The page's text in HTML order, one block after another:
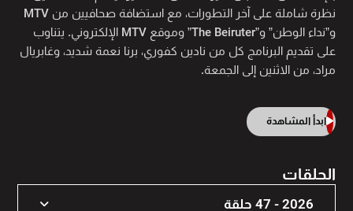
نظرة شاملة على آخر التطورات، مع استضافة صحافيين من MTV
و”نداء الوطن” و”The Beiruter” وموقع MTV الإلكتروني. يتناوب
على تقديم البرنامج كل من نادين كفوري، برنا نعمة شديد، وغابريال
مراد، من الاثنين إلى الجمعة.
ابدأ المشاهدة
الحلقات
2026 - 47 حلقة